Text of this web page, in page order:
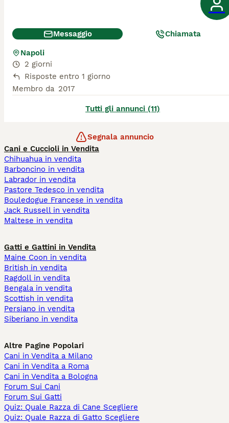
Messaggio Chiamata
Napoli
2 giorni
Risposte entro 1 giorno
Membro da 2017
Tutti gli annunci (11)
Segnala annuncio
Cani e Cuccioli in Vendita
Chihuahua in vendita
Barboncino in vendita
Labrador in vendita
Pastore Tedesco in vendita
Bouledogue Francese in vendita
Jack Russell in vendita
Maltese in vendita
Gatti e Gattini in Vendita
Maine Coon in vendita
British in vendita
Ragdoll in vendita
Bengala in vendita
Scottish in vendita
Persiano in vendita
Siberiano in vendita
Altre Pagine Popolari
Cani in Vendita a Milano
Cani in Vendita a Roma
Cani in Vendita a Bologna
Forum Sui Cani
Forum Sui Gatti
Quiz: Quale Razza di Cane Scegliere
Quiz: Quale Razza di Gatto Scegliere